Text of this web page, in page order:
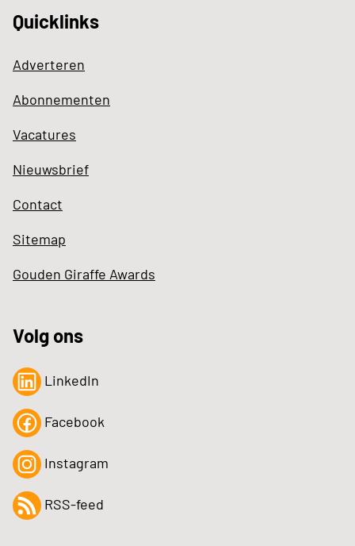
Quicklinks
Adverteren
Abonnementen
Vacatures
Nieuwsbrief
Contact
Sitemap
Gouden Giraffe Awards
Volg ons
LinkedIn
Facebook
Instagram
RSS-feed